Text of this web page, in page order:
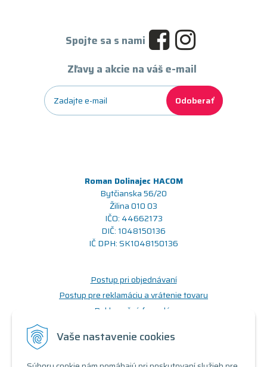
Vaše nastavenie cookies
Spojte sa s nami
Zľavy a akcie na váš e-mail
Odoberať
Roman Dolinajec HACOM
Bytčianska 56/20
Žilina 010 03
IČO: 44662173
DIČ: 1048150136
IČ DPH: SK1048150136
Postup pri objednávaní
Postup pre reklamáciu a vrátenie tovaru
Reklamačný formulár